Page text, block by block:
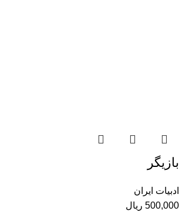
بازیگر
ادبیات ایران
500,000 ریال